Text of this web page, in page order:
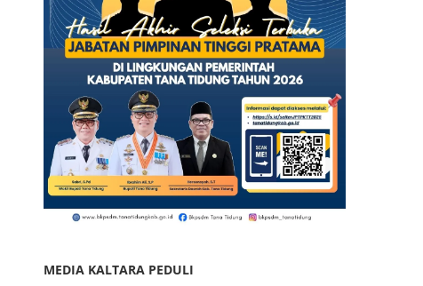
MEDIA KALTARA PEDULI